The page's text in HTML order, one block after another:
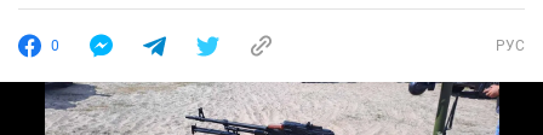
0 РУС